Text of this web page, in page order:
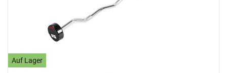
Auf Lager